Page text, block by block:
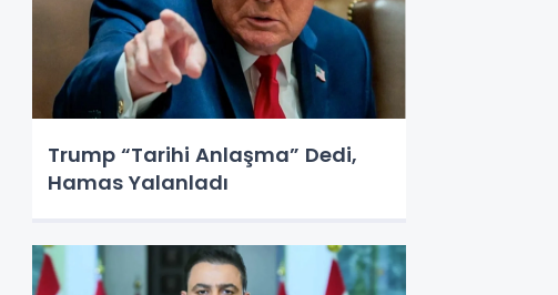
Trump “Tarihi Anlaşma” Dedi,
Hamas Yalanladı